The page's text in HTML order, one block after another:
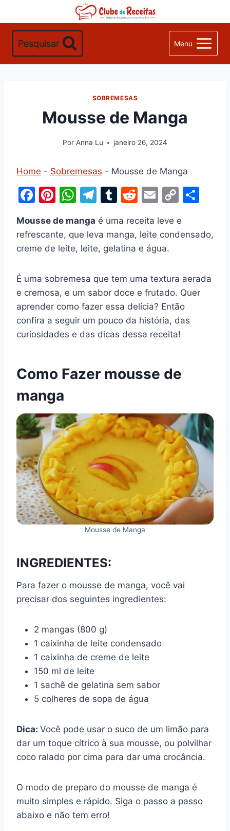
Conteúdo
Pesquisar Menu
SOBREMESAS
Mousse de Manga
Por Anna Lu janeiro 26, 2024
Home - Sobremesas - Mousse de Manga
F
c
e
o
o
k
Pi
er
e
W
at
s
p
p
T
el
e
gr
a
m
T
m
bl
R
d
di
E
ai
l
C
p
y
n
k
ar
e
Mousse de manga é uma receita leve e
refrescante, que leva manga, leite condensado,
creme de leite, leite, gelatina e água.
É uma sobremesa que tem uma textura aerada
e cremosa, e um sabor doce e frutado. Quer
aprender como fazer essa delícia? Então
confira a seguir um pouco da história, das
curiosidades e das dicas dessa receita!
Como Fazer mousse de
manga
Mousse de Manga
INGREDIENTES:
Para fazer o mousse de manga, você vai
precisar dos seguintes ingredientes:
2 mangas (800 g)
1 caixinha de leite condensado
1 caixinha de creme de leite
150 ml de leite
1 sachê de gelatina sem sabor
5 colheres de sopa de água
Dica: Você pode usar o suco de um limão para
dar um toque cítrico à sua mousse, ou polvilhar
coco ralado por cima para dar uma crocância.
O modo de preparo do mousse de manga é
muito simples e rápido. Siga o passo a passo
abaixo e não tem erro!